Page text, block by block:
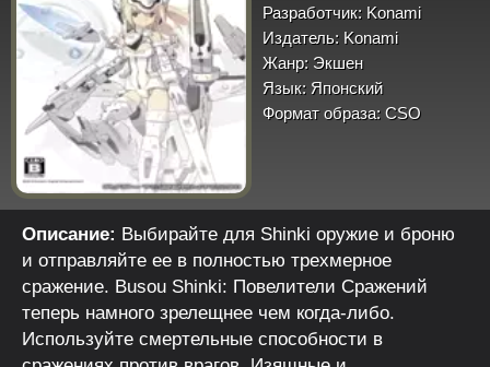
Разработчик: Konami
Издатель: Konami
Жанр: Экшен
Язык: Японский
Формат образа: CSO
Описание: Выбирайте для Shinki оружие и броню
и отправляйте ее в полностью трехмерное
сражение. Busou Shinki: Повелители Сражений
теперь намного зрелещнее чем когда-либо.
Используйте смертельные способности в